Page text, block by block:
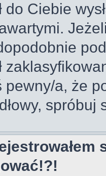
do Ciebie
pewny/a, że